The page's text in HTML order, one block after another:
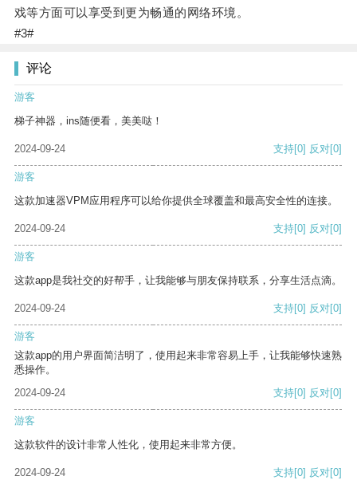
戏等方面可以享受到更为畅通的网络环境。
#3#
评论
游客
梯子神器，ins随便看，美美哒！
2024-09-24 支持[0] 反对[0]
游客
这款加速器VPM应用程序可以给你提供全球覆盖和最高安全性的连接。
2024-09-24 支持[0] 反对[0]
游客
这款app是我社交的好帮手，让我能够与朋友保持联系，分享生活点滴。
2024-09-24 支持[0] 反对[0]
游客
这款app的用户界面简洁明了，使用起来非常容易上手，让我能够快速熟
悉操作。
2024-09-24
支持[0] 反对[0]
游客
这款软件的设计非常人性化，使用起来非常方便。
2024-09-24 支持[0] 反对[0]